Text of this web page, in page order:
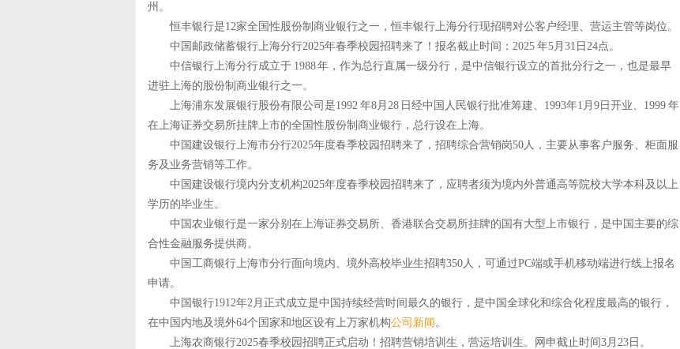
州。
恒丰银行是12家全国性股份制商业银行之一，恒丰银行上海分行现招聘对公客户经理、营运主管等岗位。
中国邮政储蓄银行上海分行2025年春季校园招聘来了！报名截止时间：2025 年5月31日24点。
中信银行上海分行成立于 1988 年，作为总行直属一级分行，是中信银行设立的首批分行之一，也是最早
进驻上海的股份制商业银行之一。
上海浦东发展银行股份有限公司是1992 年8月28 日经中国人民银行批准筹建、1993年1月9日开业、1999 年
在上海证券交易所挂牌上市的全国性股份制商业银行，总行设在上海。
中国建设银行上海市分行2025年度春季校园招聘来了，招聘综合营销岗50人，主要从事客户服务、柜面服
务及业务营销等工作。
中国建设银行境内分支机构2025年度春季校园招聘来了，应聘者须为境内外普通高等院校大学本科及以上
学历的毕业生。
中国农业银行是一家分别在上海证券交易所、香港联合交易所挂牌的国有大型上市银行，是中国主要的综
合性金融服务提供商。
中国工商银行上海市分行面向境内、境外高校毕业生招聘350人，可通过PC端或手机移动端进行线上报名
申请。
中国银行1912年2月正式成立是中国持续经营时间最久的银行，是中国全球化和综合化程度最高的银行，
在中国内地及境外64个国家和地区设有上万家机构公司新闻 。
上海农商银行2025春季校园招聘正式启动！招聘营销培训生，营运培训生。网申截止时间3月23日。